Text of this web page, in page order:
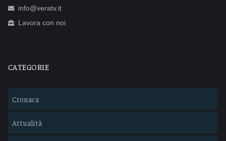
info@veratv.it
Lavora con noi
CATEGORIE
Cronaca
Attualità